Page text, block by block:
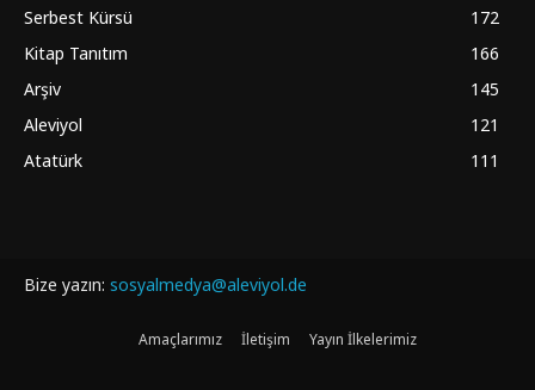
Serbest Kürsü
172
Kitap Tanıtım
166
Arşiv
145
Aleviyol
121
Atatürk
111
Bize yazın: sosyalmedya@aleviyol.de
Amaçlarımız İletişim Yayın İlkelerimiz